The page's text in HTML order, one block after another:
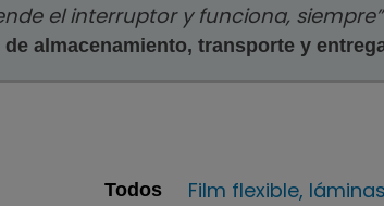
el interruptor y funciona,
almacenamiento, transporte y
Todos Film flexible,